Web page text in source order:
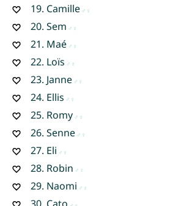
19. Camille
20. Sem
21. Maé
22. Loïs
23. Janne
24. Ellis
25. Romy
26. Senne
27. Eli
28. Robin
29. Naomi